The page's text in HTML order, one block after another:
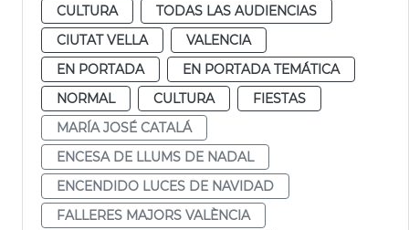
CULTURA
TODAS LAS AUDIENCIAS
CIUTAT VELLA
VALENCIA
EN PORTADA
EN PORTADA TEMÁTICA
NORMAL
CULTURA
FIESTAS
MARÍA JOSÉ CATALÁ
ENCESA DE LLUMS DE NADAL
ENCENDIDO LUCES DE NAVIDAD
FALLERES MAJORS VALÈNCIA